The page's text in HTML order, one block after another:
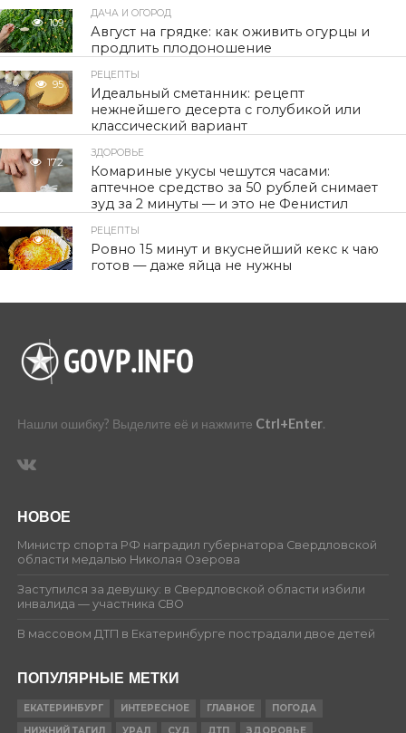
109
ДАЧА И ОГОРОД
Август на грядке: как оживить огурцы и
продлить плодоношение
95
РЕЦЕПТЫ
Идеальный сметанник: рецепт
нежнейшего десерта с голубикой или
классический вариант
172
ЗДОРОВЬЕ
Комариные укусы чешутся часами:
аптечное средство за 50 рублей снимает
зуд за 2 минуты — и это не Фенистил
117
РЕЦЕПТЫ
Ровно 15 минут и вкуснейший кекс к чаю
готов — даже яйца не нужны
Нашли ошибку? Выделите её и нажмите Ctrl+Enter.
НОВОЕ
Министр спорта РФ наградил губернатора Свердловской
области медалью Николая Озерова
Заступился за девушку: в Свердловской области избили
инвалида — участника СВО
В массовом ДТП в Екатеринбурге пострадали двое детей
ПОПУЛЯРНЫЕ МЕТКИ
ЕКАТЕРИНБУРГ ИНТЕРЕСНОЕ ГЛАВНОЕ
ПОГОДА
НИЖНИЙ ТАГИЛ
УРАЛ СУД ДТП ЗДОРОВЬЕ